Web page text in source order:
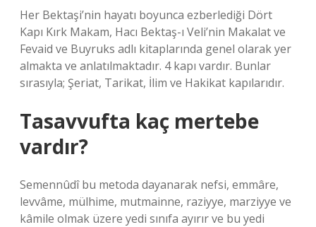
Her Bektaşi’nin hayatı boyunca ezberlediği Dört
Kapı Kırk Makam, Hacı Bektaş-ı Veli’nin Makalat ve
Fevaid ve Buyruks adlı kitaplarında genel olarak yer
almakta ve anlatılmaktadır. 4 kapı vardır. Bunlar
sırasıyla; Şeriat, Tarikat, İlim ve Hakikat kapılarıdır.
Tasavvufta kaç mertebe
vardır?
Semennûdî bu metoda dayanarak nefsi, emmâre,
levvâme, mülhime, mutmainne, raziyye, marziyye ve
kâmile olmak üzere yedi sınıfa ayırır ve bu yedi